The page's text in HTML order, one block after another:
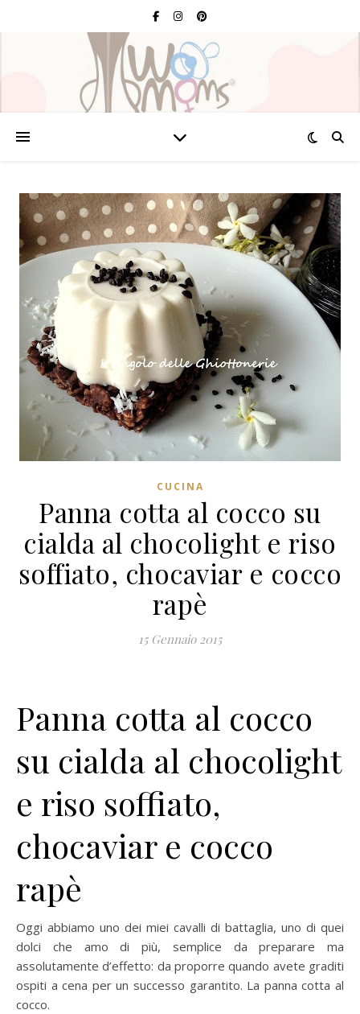
CUCINA
Panna cotta al cocco su
cialda al chocolight e riso
soffiato, chocaviar e cocco
rapè
15 Gennaio 2015
Panna cotta al cocco
su cialda al chocolight
e riso soffiato,
chocaviar e cocco
rapè
Oggi abbiamo uno dei miei cavalli di battaglia, uno di quei
dolci che amo di più, semplice da preparare ma
assolutamente d’effetto: da proporre quando avete graditi
ospiti a cena per un successo garantito. La panna cotta al
cocco.